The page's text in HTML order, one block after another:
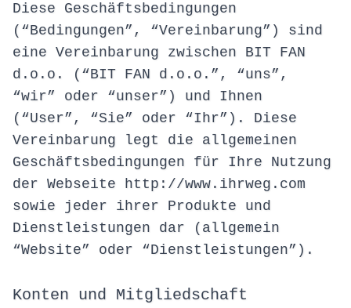
Diese Geschäftsbedingungen
(“Bedingungen”, “Vereinbarung”) sind
eine Vereinbarung zwischen BIT FAN
d.o.o. (“BIT FAN d.o.o.”, “uns”,
“wir” oder “unser”) und Ihnen
(“User”, “Sie” oder “Ihr”). Diese
Vereinbarung legt die allgemeinen
Geschäftsbedingungen für Ihre Nutzung
der Webseite http://www.ihrweg.com
sowie jeder ihrer Produkte und
Dienstleistungen dar (allgemein
“Website” oder “Dienstleistungen”).
Konten und Mitgliedschaft